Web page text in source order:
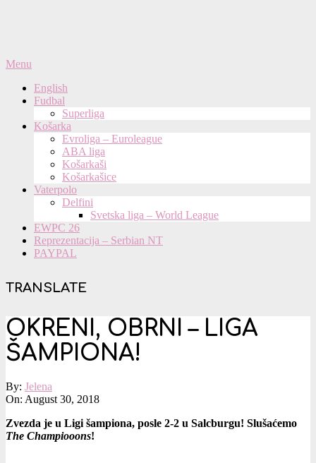
Primary
Menu
Menu
English
Fudbal
Superliga
Košarka
Evroliga – Euroleague
ABA liga
Košarkaši
Košarkašice
Vaterpolo
Delfini
Svetska liga – World League
EWPC 26
Reprezentacija – Serbian NT
PAYPAL
TRANSLATE
OKRENI, OBRNI – LIGA
ŠAMPIONA!
By: Jelena
On: August 30, 2018
Zvezda je u Ligi šampiona, posle 2-2 u Salcburgu! Slušaćemo
The Champiooons!